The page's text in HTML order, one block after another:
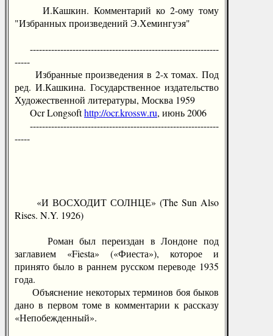
И.Кашкин. Комментарий ко 2-ому тому
"Избранных произведений Э.Хемингуэя"
--------------------------------------------------------------
-----
Избранные произведения в 2-х томах. Под
ред. И.Кашкина. Государственное издательство
Художественной литературы, Москва 1959
Ocr Longsofthttp://ocr.krossw.ru, июнь 2006
--------------------------------------------------------------
-----
«И ВОСХОДИТ СОЛНЦЕ» (The Sun Also
Rises. N.Y. 1926)
Роман был переиздан в Лондоне под
заглавием «Fiesta» («Фиеста»), которое и
принято было в раннем русском переводе 1935
года.
Объяснение некоторых терминов боя быков
дано в первом томе в комментарии к рассказу
«Непобежденный».